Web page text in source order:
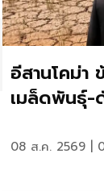
อีสานโคม่า ข้าวแห้งตาย ค้านหั่นงบ
เมล็ดพันธุ์-
08 ส.ค. 2569 |